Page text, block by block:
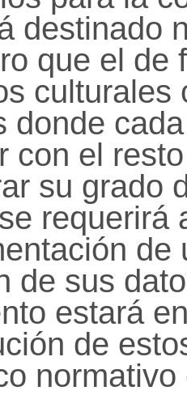
destinado
que el de
culturales
donde
con el
su grado
requerirá
de
de sus
estará
de